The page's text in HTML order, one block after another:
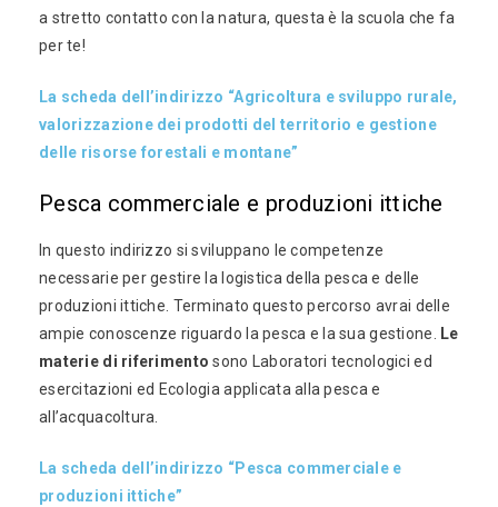
a stretto contatto con la natura, questa è la scuola che fa
per te!
La scheda dell’indirizzo “Agricoltura e sviluppo rurale,
valorizzazione dei prodotti del territorio e gestione
delle risorse forestali e montane”
Pesca commerciale e produzioni ittiche
In questo indirizzo si sviluppano le competenze
necessarie per gestire la logistica della pesca e delle
produzioni ittiche. Terminato questo percorso avrai delle
ampie conoscenze riguardo la pesca e la sua gestione.
Le
materie di riferimento sono Laboratori tecnologici ed
esercitazioni ed Ecologia applicata alla pesca e
all’acquacoltura.
La scheda dell’indirizzo “Pesca commerciale e
produzioni ittiche”